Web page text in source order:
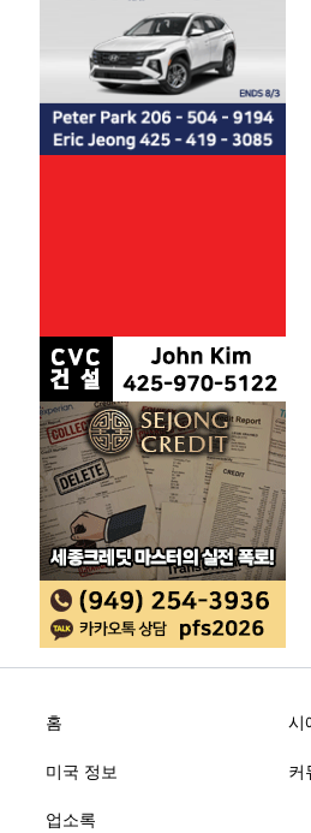
홈 시
미국 정보 커
업소록